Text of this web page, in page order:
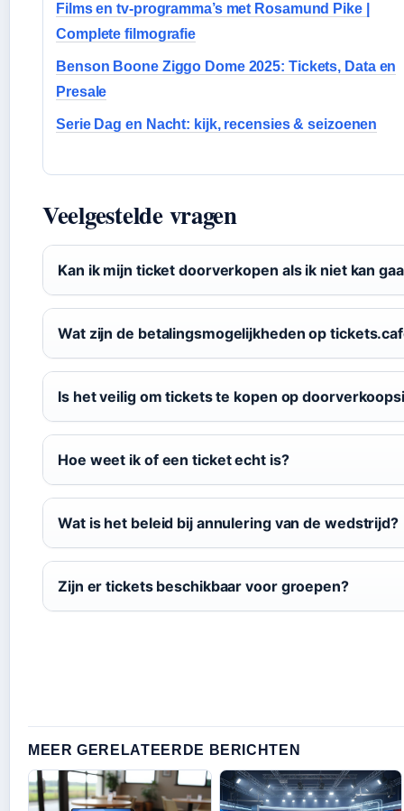
Films en tv-programma’s met Rosamund Pike |
Complete filmografie
Benson Boone Ziggo Dome 2025: Tickets, Data en
Presale
Serie Dag en Nacht: kijk, recensies & seizoenen
Veelgestelde vragen
Kan ik mijn ticket doorverkopen als ik niet kan
Wat zijn de betalingsmogelijkheden op
Is het veilig om tickets te kopen op
Hoe weet ik of een ticket echt is?
Wat is het beleid bij annulering van de wedstrijd?
Zijn er tickets beschikbaar voor groepen?
MEER GERELATEERDE BERICHTEN